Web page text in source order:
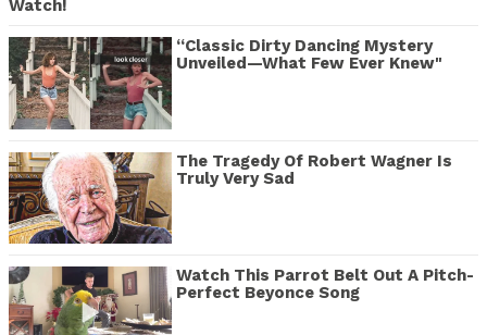
Watch!
“Classic Dirty Dancing Mystery
Unveiled—What Few Ever Knew"
The Tragedy Of Robert Wagner Is
Truly Very Sad
Watch This Parrot Belt Out A Pitch-
Perfect Beyonce Song